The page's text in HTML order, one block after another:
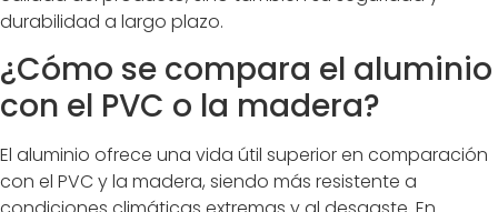
durabilidad a largo plazo.
¿Cómo se compara el aluminio
con el PVC o la madera?
El aluminio ofrece una vida útil superior en comparación
con el PVC y la madera, siendo más resistente a